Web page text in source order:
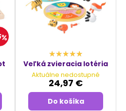
Veľká zvieracia lotéria
Aktuálne nedostupné
24,97 €
Do košíka